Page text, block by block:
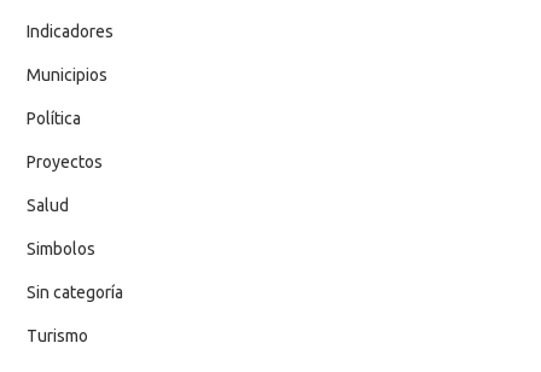
Indicadores
Municipios
Política
Proyectos
Salud
Simbolos
Sin categoría
Turismo